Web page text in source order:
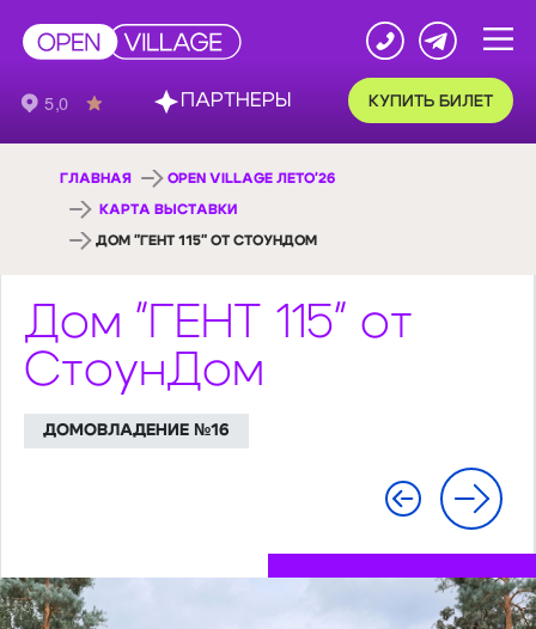
КУПИТЬ БИЛЕТ
ГЛАВНАЯ OPEN VILLAGE ЛЕТО'26
КАРТА ВЫСТАВКИ
ДОМ "ГЕНТ 115" ОТ СТОУНДОМ
Дом "ГЕНТ 115" от
СтоунДом
ДОМОВЛАДЕНИЕ №16